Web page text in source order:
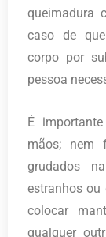
queimadura
caso de
corpo por
pessoa
É
mãos; nem
grudados
estranhos ou
colocar
qualquer